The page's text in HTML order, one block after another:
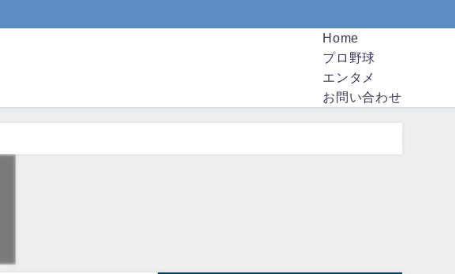
Home
プロ野球
エンタメ
お問い合わせ